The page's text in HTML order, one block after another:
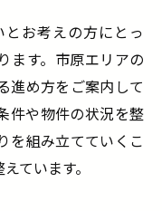
お考えの方にとっ
ます。市原エリアの
進め方をご案内して
件や物件の状況を整
を組み立てていくこ
ています。